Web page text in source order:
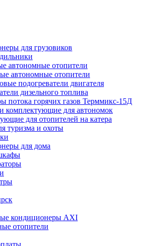
для грузовиков
автономные отопители
автономные отопители
подогреватели двигателя
дизельного топлива
потока горячих газов Терммикс-15Д
комплектующие для автономок
для отопителей на катера
туризма и охоты
для дома
кондиционеры AXI
отопители